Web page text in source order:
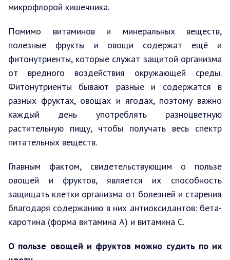
микрофлорой кишечника.
Помимо витаминов и минеральных веществ,
полезные фрукты и овощи содержат ещё и
фитонутриенты, которые служат защитой организма
от вредного воздействия окружающей среды.
Фитонутриенты бывают разные и содержатся в
разных фруктах, овощах и ягодах, поэтому важно
каждый день употреблять разноцветную
растительную пищу, чтобы получать весь спектр
питательных веществ.
Главным фактом, свидетельствующим о пользе
овощей и фруктов, является их способность
защищать клетки организма от болезней и старения
благодаря содержанию в них антиоксидантов: бета-
каротина (форма витамина А) и витамина С.
О пользе овощей и фруктов можно судить по их